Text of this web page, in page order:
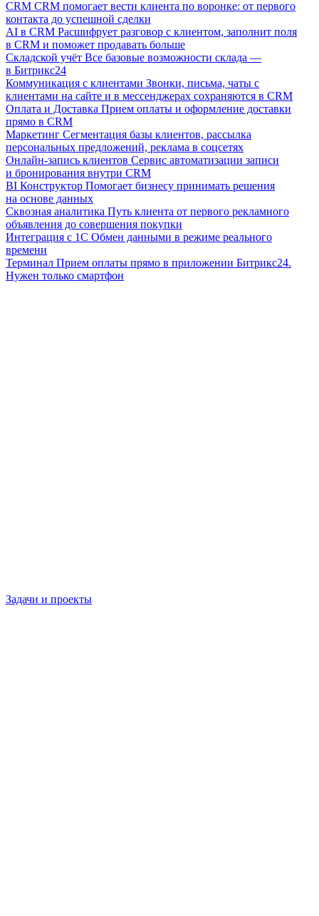
CRM CRM помогает вести клиента по воронке: от первого
контакта до успешной сделки
AI в CRM Расшифрует разговор с клиентом, заполнит поля
в CRM и поможет продавать больше
Складской учёт Все базовые возможности склада —
в Битрикс24
Коммуникация с клиентами Звонки, письма, чаты с
клиентами на сайте и в мессенджерах сохраняются в CRM
Оплата и Доставка Прием оплаты и оформление доставки
прямо в CRM
Маркетинг Сегментация базы клиентов, рассылка
персональных предложений, реклама в соцсетях
Онлайн-запись клиентов Сервис автоматизации записи
и бронирования внутри CRM
BI Конструктор Помогает бизнесу принимать решения
на основе данных
Сквозная аналитика Путь клиента от первого рекламного
объявления до совершения покупки
Интеграция с 1С Обмен данными в режиме реального
времени
Терминал Прием оплаты прямо в приложении Битрикс24.
Нужен только смартфон
Задачи и проекты